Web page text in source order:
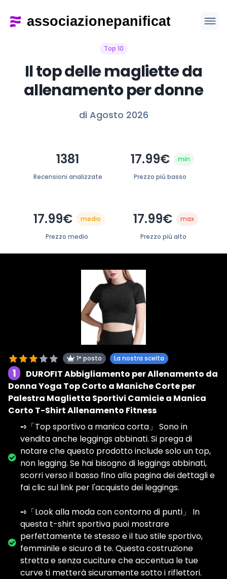
Top 10
Il top delle magliette da
allenamento per donne
di Agosto 2026
1381
Recensioni analizzate
17.99€ min
Prezzo più basso
17.99€ medio
Prezzo medio
17.99€ max
Prezzo più alto
1° posto La nostra scelta
1
DUROFIT Abbigliamento per Allenamento da
Donna Yoga Top Corto a Maniche Corte per
Palestra Maglietta Sportivi Camicie a Manica
Corto T-Shirt Allenamento Fitness
➺「Top sportivo a manica corta」 Sono in
vendita anche leggings abbinati. Si prega di
notare che questo prodotto include solo un top,
non legging. Se hai bisogno di leggings abbinati,
scorri verso il basso fino alla pagina dei dettagli e
fai clic sul link per l'acquisto dei leggings.
➺「Look alla moda con contorno di punti」 In
questa t-shirt sportiva puoi mostrare
perfettamente te stesso e il tuo stile sportivo,
femminile e sicuro di te. Questa costruzione
stretta e senza cuciture che accentua le tue
curve ti metterà sicuramente sotto i riflettori.